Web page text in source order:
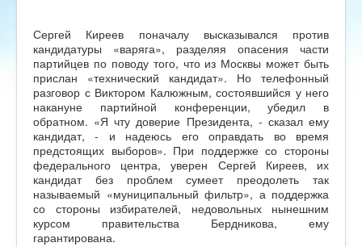
Сергей Киреев поначалу высказывался против
кандидатуры «варяга», разделяя опасения части
партийцев по поводу того, что из Москвы может быть
прислан «технический кандидат». Но телефонный
разговор с Виктором Калюжным, состоявшийся у него
накануне партийной конференции, убедил в
обратном. «Я чту доверие Президента, - сказал ему
кандидат, - и надеюсь его оправдать во время
предстоящих выборов». При поддержке со стороны
федерального центра, уверен Сергей Киреев, их
кандидат без проблем сумеет преодолеть так
называемый «муниципальный фильтр», а поддержка
со стороны избирателей, недовольных нынешним
курсом правительства Бердникова, ему
гарантирована.